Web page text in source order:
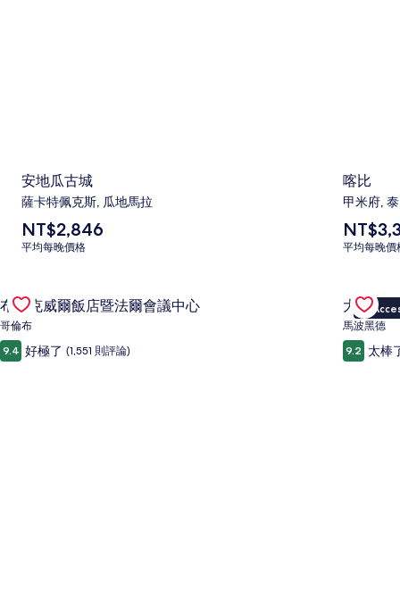
安地瓜古城
薩卡特佩克斯, 瓜地馬拉
平
均
每
格
為
NT$2,846
NT$2,846
平均每晚價格
喀比
甲米府,
平
均
每
格
為
NT$3,378
平均每晚價
Gallery
Carousel
布萊克威爾飯店暨法爾會議中心
哥倫布
9.4 好極了 (1,551 則評論)
Gallery
VIP
大理石
馬波黑德
9.2 太棒